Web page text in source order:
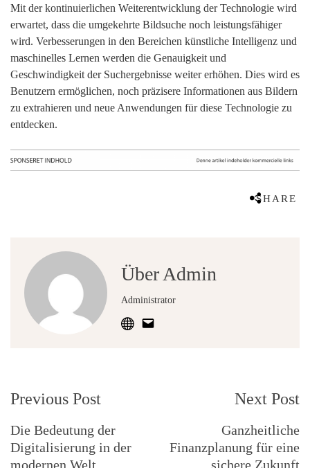
Mit der kontinuierlichen Weiterentwicklung der Technologie wird
erwartet, dass die umgekehrte Bildsuche noch leistungsfähiger
wird. Verbesserungen in den Bereichen künstliche Intelligenz und
maschinelles Lernen werden die Genauigkeit und
Geschwindigkeit der Suchergebnisse weiter erhöhen. Dies wird es
Benutzern ermöglichen, noch präzisere Informationen aus Bildern
zu extrahieren und neue Anwendungen für diese Technologie zu
entdecken.
SHARE
Über Admin
Administrator
Post
Navigation
Previous Post
Die Bedeutung der
Digitalisierung in der
modernen Welt
Next Post
Ganzheitliche
Finanzplanung für eine
sichere Zukunft